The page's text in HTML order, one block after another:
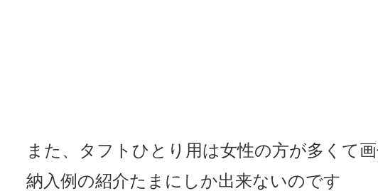
また、タフトひとり用は女性の方が多くて
納入例の紹介たまにしか出来ないのです